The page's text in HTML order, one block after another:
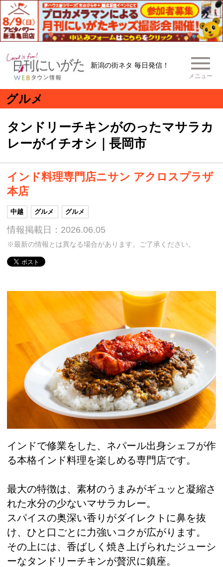
新潟の街ネタ 毎日発信！
メニュー
グルメ
タンドリーチキンがのったマサラカ
レーがイチオシ｜長岡市
インド料理専門店ニサン アクロスプラザ
本店
中越 グルメ グルメ
情報掲載日：2026.06.05
※最新の情報とは異なる場合があります。ご了承ください。
インドで修業をした、ネパール出身シェフが作
る本格インド料理を楽しめる専門店です。
最大の特徴は、素材のうまみがギュッと凝縮さ
れた水分の少ないマサラカレー。
スパイスの奥深い香りがダイレクトに鼻を抜
け、ひと口ごとに力強いコクが広がります。
その上には、香ばしく焼き上げられたジューシ
ーなタンドリーチキンが贅沢に鎮座。